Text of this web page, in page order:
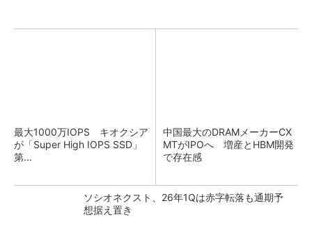
最大1000万IOPS キオクシア
が「Super High IOPS SSD」
第...
中国最大のDRAMメーカーCX
MTがIPOへ 増産とHBM開発
で存在感
ソシオネクスト、26年1Qは赤字転落も通期予
想据え置き